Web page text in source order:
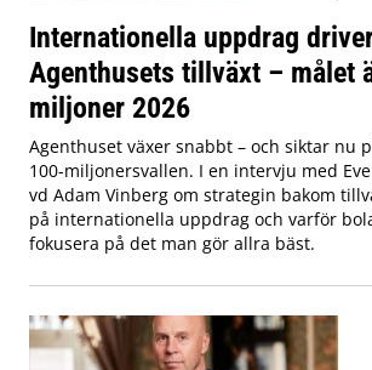
Internationella uppdrag
Agenthusets tillväxt – målet
miljoner 2026
Agenthuset växer snabbt – och siktar nu
100-miljonersvallen. I en intervju med
vd Adam Vinberg om strategin bakom
på internationella uppdrag och varför
fokusera på det man gör allra bäst.